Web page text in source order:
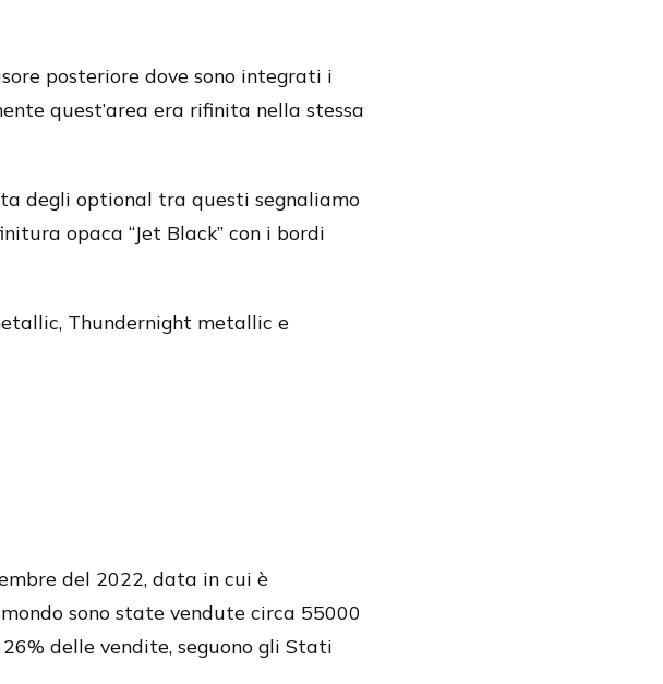
posteriore dove sono integrati i
quest’area era rifinita nella stessa
degli optional tra questi segnaliamo
opaca “Jet Black” con i bordi
Thundernight metallic e
del 2022, data in cui è
sono state vendute circa 55000
delle vendite, seguono gli Stati